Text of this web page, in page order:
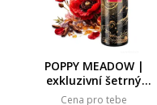
POPPY MEADOW |
exkluzivní šetrný
sprchový gel s
Cena pro tebe